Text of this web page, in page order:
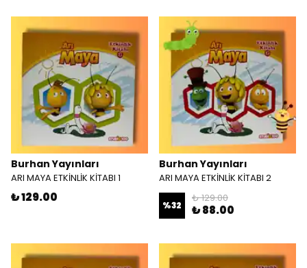
Burhan Yayınları
ARI MAYA ETKİNLİK KİTABI 1
₺ 129.00
Burhan Yayınları
ARI MAYA ETKİNLİK KİTABI 2
%32
₺ 129.00
₺ 88.00